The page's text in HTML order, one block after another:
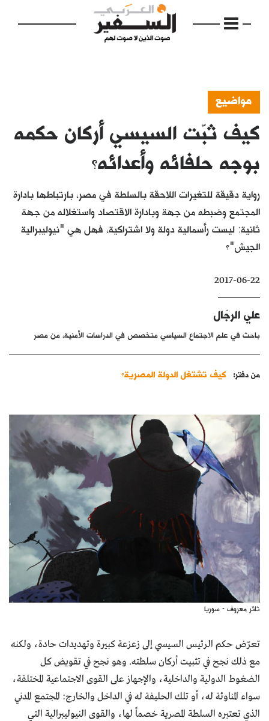
الرئيسية
فكرة
دفاتر
بالصورة
كتّابنا
الأرشيف
مواضيع
كيف ثبّت السيسي أركان حكمه
بوجه حلفائه وأعدائه؟
رواية دقيقة للتغيرات اللاحقة بالسلطة في مصر، بارتباطها بادارة
المجتمع وضبطه من جهة وبادارة الاقتصاد واستغلاله من جهة
ثانية: ليست رأسمالية دولة ولا اشتراكية، فهل هي "نيوليبرالية
الجيش"؟
2017-06-22
علي الرجّال
باحث في علم الاجتماع السياسي متخصص في الدراسات الأمنية، من مصر
من دفتر: كيف تشتغل الدولة المصرية؟
ثائر معروف - سوريا
تعرّض حكم الرئيس السيسي إلى زعزعة كبيرة وتهديدات حادة، ولكنه
مع ذلك نجح في تثبيت أركان سلطته. وهو نجح في تقويض كل
الضغوط الدولية والداخلية، والإجهاز على القوى الاجتماعية المختلفة،
سواء المناوئة له، أو تلك الحليفة له في الداخل والخارج: المجتمع المدني
الذي تعتبره السلطة المصرية خصماً لها، والقوى النيوليبرالية التي